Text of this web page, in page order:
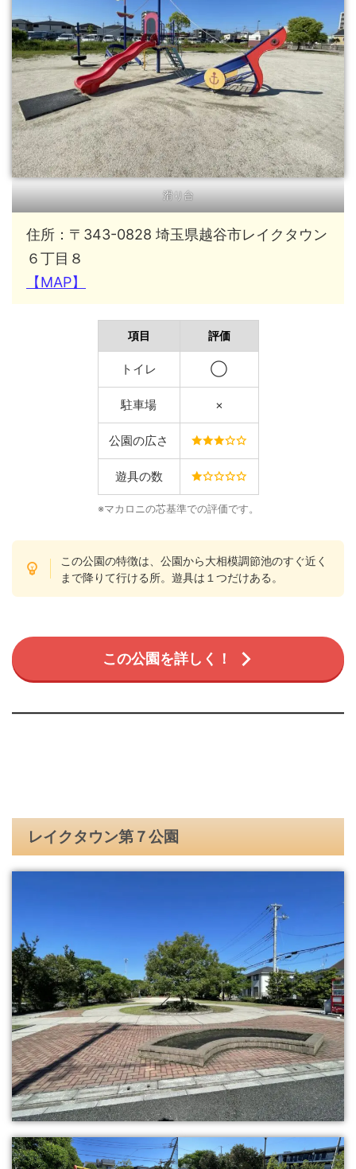
滑り台
住所：〒343-0828 埼玉県越谷市レイクタウン
６丁目８
【MAP】
項目 評価
トイレ ◯
駐車場 ×
公園の広さ
遊具の数
※マカロニの芯基準での評価です。
この公園の特徴は、公園から大相模調節池のすぐ近く
まで降りて行ける所。遊具は１つだけある。
この公園を詳しく！
レイクタウン第７公園